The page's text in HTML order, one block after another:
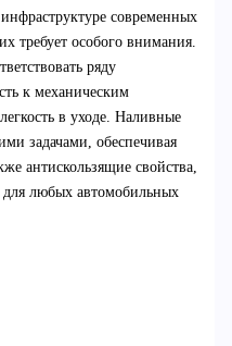
современных
требует особого внимания.
ряду
к механическим
в уходе. Наливные
задачами, обеспечивая
антискользящие свойства,
любых автомобильных